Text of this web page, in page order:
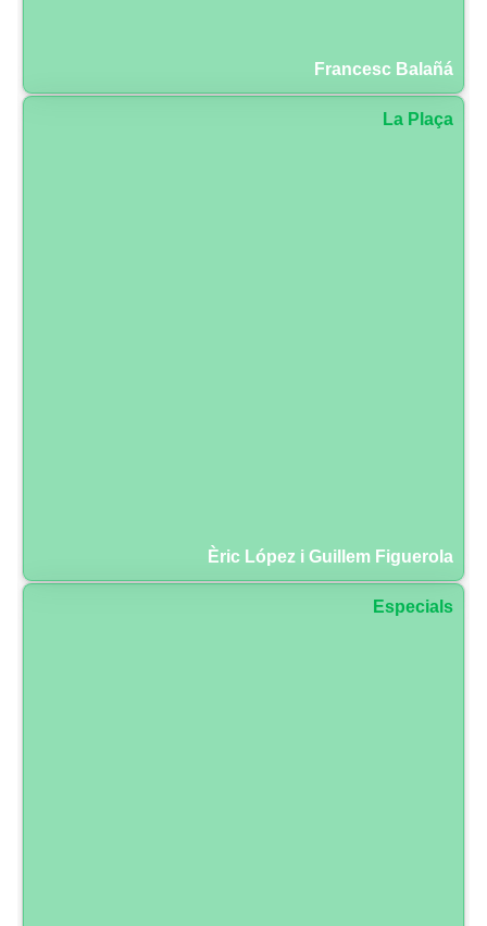
Francesc Balañá
La Plaça
Èric López i Guillem Figuerola
Especials